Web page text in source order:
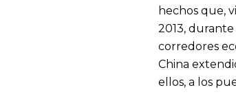
hechos que,
2013,
corredores
China
ellos, a los